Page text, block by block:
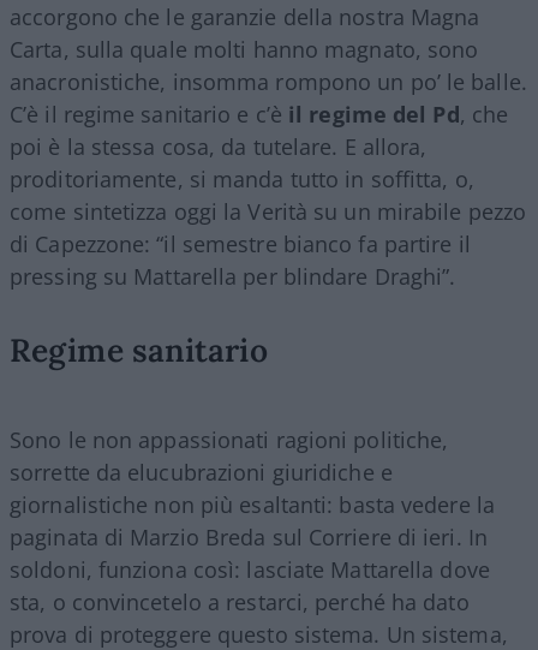
accorgono che le garanzie della nostra Magna
Carta, sulla quale molti hanno magnato, sono
anacronistiche, insomma rompono un po’ le balle.
C’è il regime sanitario e c’è il regime del Pd, che
poi è la stessa cosa, da tutelare. E allora,
proditoriamente, si manda tutto in soffitta, o,
come sintetizza oggi la Verità su un mirabile pezzo
di Capezzone: “il semestre bianco fa partire il
pressing su Mattarella per blindare Draghi”.
Regime sanitario
Sono le non appassionati ragioni politiche,
sorrette da elucubrazioni giuridiche e
giornalistiche non più esaltanti: basta vedere la
paginata di Marzio Breda sul Corriere di ieri. In
soldoni, funziona così: lasciate Mattarella dove
sta, o convincetelo a restarci, perché ha dato
prova di proteggere questo sistema. Un sistema,